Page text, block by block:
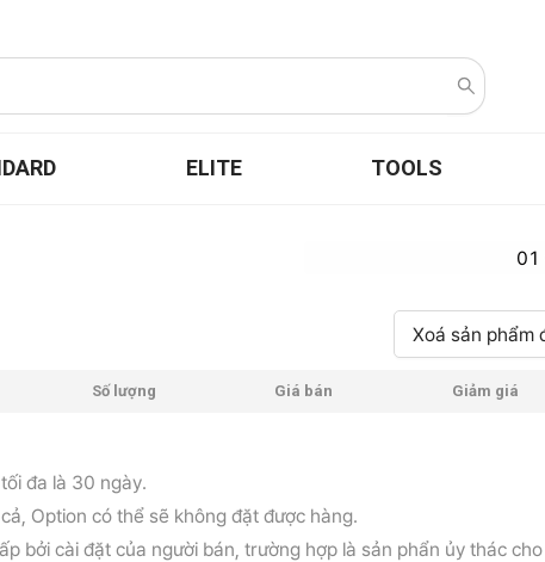
ELITE TOOLS
01
Xoá sản phẩm
Số lượng Giá bán Giảm giá
đa là 30 ngày.
Option có thể sẽ không đặt được hàng.
bởi cài đặt của người bán, trường hợp là sản phẩn ủy thác